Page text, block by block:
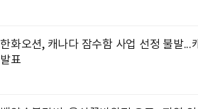
한화오션, 캐나다 잠수함 사업 선정 불발...
발표